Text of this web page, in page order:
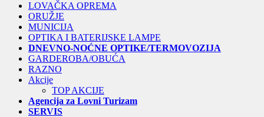
LOVAČKA OPREMA
ORUŽJE
MUNICIJA
OPTIKA I BATERIJSKE LAMPE
DNEVNO-NOĆNE OPTIKE/TERMOVOZIJA
GARDEROBA/OBUĆA
RAZNO
Akcije
TOP AKCIJE
Agencija za Lovni Turizam
SERVIS